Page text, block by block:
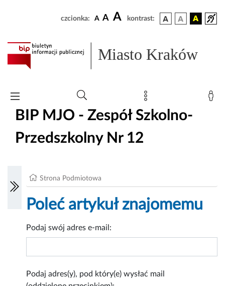
czcionka: A A A kontrast:
Miasto Kraków
BIP MJO - Zespół Szkolno-
Przedszkolny Nr 12
Strona Podmiotowa
Poleć artykuł znajomemu
Podaj swój adres e-mail:
Podaj adres(y), pod który(e) wysłać mail